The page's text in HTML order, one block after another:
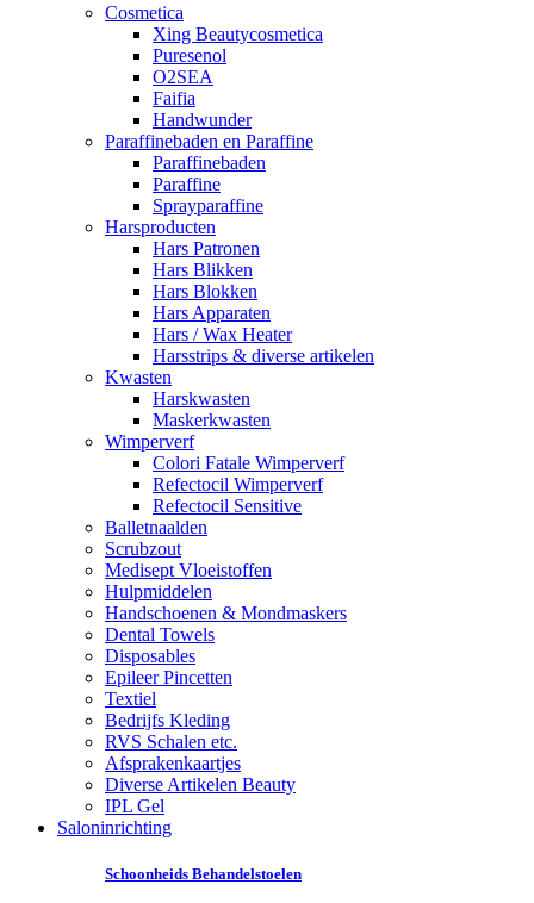
Cosmetica
Xing Beautycosmetica
Puresenol
O2SEA
Faifia
Handwunder
Paraffinebaden en Paraffine
Paraffinebaden
Paraffine
Sprayparaffine
Harsproducten
Hars Patronen
Hars Blikken
Hars Blokken
Hars Apparaten
Hars / Wax Heater
Harsstrips & diverse artikelen
Kwasten
Harskwasten
Maskerkwasten
Wimperverf
Colori Fatale Wimperverf
Refectocil Wimperverf
Refectocil Sensitive
Balletnaalden
Scrubzout
Medisept Vloeistoffen
Hulpmiddelen
Handschoenen & Mondmaskers
Dental Towels
Disposables
Epileer Pincetten
Textiel
Bedrijfs Kleding
RVS Schalen etc.
Afsprakenkaartjes
Diverse Artikelen Beauty
IPL Gel
Saloninrichting
Schoonheids Behandelstoelen